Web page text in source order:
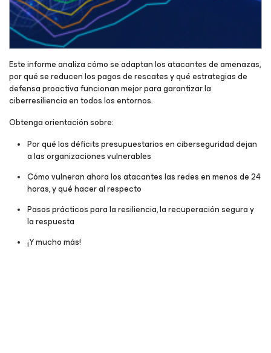
Este informe analiza cómo se adaptan los atacantes de amenazas,
por qué se reducen los pagos de rescates y qué estrategias de
defensa proactiva funcionan mejor para garantizar la
ciberresiliencia en todos los entornos.
Obtenga orientación sobre:
Por qué los déficits presupuestarios en ciberseguridad dejan
a las organizaciones vulnerables
Cómo vulneran ahora los atacantes las redes en menos de 24
horas, y qué hacer al respecto
Pasos prácticos para la resiliencia, la recuperación segura y
la respuesta
¡Y mucho más!